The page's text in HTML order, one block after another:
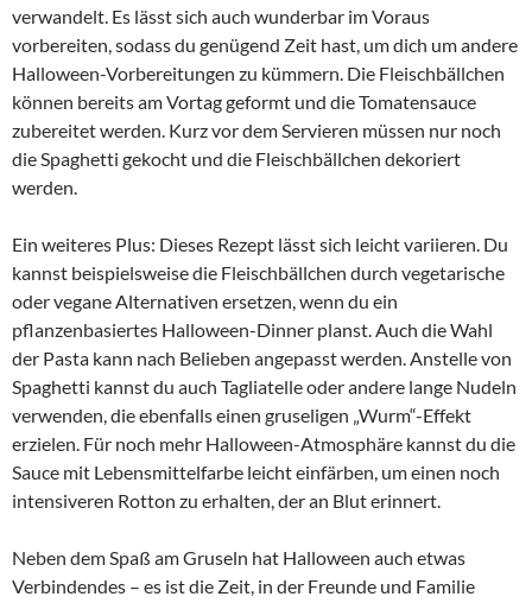
verwandelt. Es lässt sich auch wunderbar im Voraus
vorbereiten, sodass du genügend Zeit hast, um dich um andere
Halloween-Vorbereitungen zu kümmern. Die Fleischbällchen
können bereits am Vortag geformt und die Tomatensauce
zubereitet werden. Kurz vor dem Servieren müssen nur noch
die Spaghetti gekocht und die Fleischbällchen dekoriert
werden.
Ein weiteres Plus: Dieses Rezept lässt sich leicht variieren. Du
kannst beispielsweise die Fleischbällchen durch vegetarische
oder vegane Alternativen ersetzen, wenn du ein
pflanzenbasiertes Halloween-Dinner planst. Auch die Wahl
der Pasta kann nach Belieben angepasst werden. Anstelle von
Spaghetti kannst du auch Tagliatelle oder andere lange Nudeln
verwenden, die ebenfalls einen gruseligen „Wurm“-Effekt
erzielen. Für noch mehr Halloween-Atmosphäre kannst du die
Sauce mit Lebensmittelfarbe leicht einfärben, um einen noch
intensiveren Rotton zu erhalten, der an Blut erinnert.
Neben dem Spaß am Gruseln hat Halloween auch etwas
Verbindendes – es ist die Zeit, in der Freunde und Familie